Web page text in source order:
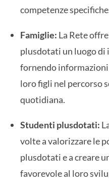
competenze
Famiglie: La Rete
plusdotati un luogo di
fornendo
loro figli nel percorso
quotidiana.
Studenti plusdotati:
volte a valorizzare le
plusdotati e a creare
favorevole al loro